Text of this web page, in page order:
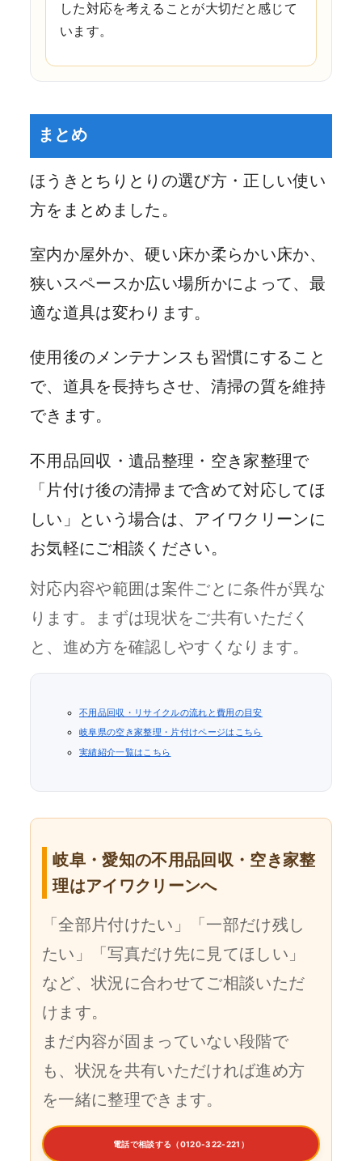
した対応を考えることが大切だと感じて
います。
まとめ
ほうきとちりとりの選び方・正しい使い
方をまとめました。
室内か屋外か、硬い床か柔らかい床か、
狭いスペースか広い場所かによって、最
適な道具は変わります。
使用後のメンテナンスも習慣にすること
で、道具を長持ちさせ、清掃の質を維持
できます。
不用品回収・遺品整理・空き家整理で
「片付け後の清掃まで含めて対応してほ
しい」という場合は、アイワクリーンに
お気軽にご相談ください。
対応内容や範囲は案件ごとに条件が異な
ります。まずは現状をご共有いただく
と、進め方を確認しやすくなります。
不用品回収・リサイクルの流れと費用の目安
岐阜県の空き家整理・片付けページはこちら
実績紹介一覧はこちら
岐阜・愛知の不用品回収・空き家整
理はアイワクリーンへ
「全部片付けたい」「一部だけ残し
たい」「写真だけ先に見てほしい」
など、状況に合わせてご相談いただ
けます。
まだ内容が固まっていない段階で
も、状況を共有いただければ進め方
を一緒に整理できます。
電話で相談する（0120-322-221）